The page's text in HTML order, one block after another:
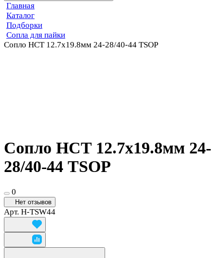
Главная
Каталог
Подборки
Сопла для пайки
Сопло HCT 12.7х19.8мм 24-28/40-44 TSOP
Сопло HCT 12.7х19.8мм 24-
28/40-44 TSOP
0
Нет отзывов
Арт. H-TSW44